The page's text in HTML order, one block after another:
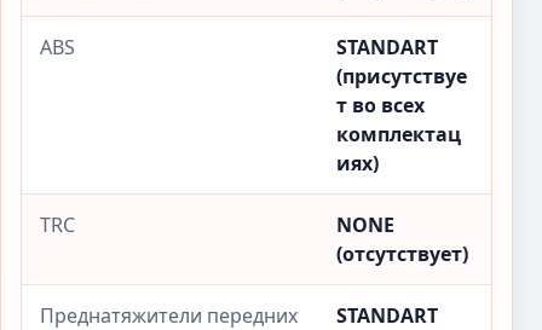
ABS
STANDART
(присутствуе
т во всех
комплектац
иях)
TRC
NONE
(отсутствует)
Преднатяжители передних
STANDART